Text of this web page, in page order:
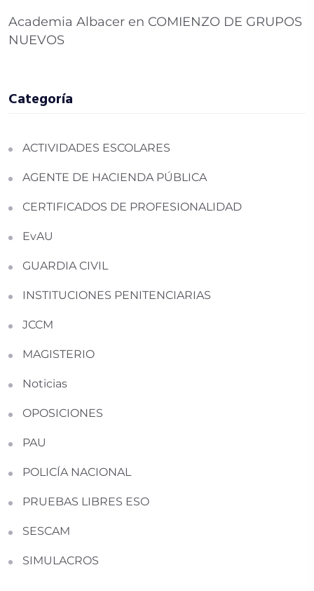
Academia Albacer en COMIENZO DE GRUPOS
NUEVOS
Categoría
ACTIVIDADES ESCOLARES
AGENTE DE HACIENDA PÚBLICA
CERTIFICADOS DE PROFESIONALIDAD
EvAU
GUARDIA CIVIL
INSTITUCIONES PENITENCIARIAS
JCCM
MAGISTERIO
Noticias
OPOSICIONES
PAU
POLICÍA NACIONAL
PRUEBAS LIBRES ESO
SESCAM
SIMULACROS